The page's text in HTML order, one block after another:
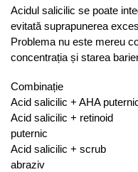
Acidul salicilic se poate
evitată suprapunerea
Problema nu este mereu
concentrația și starea
Combinație
Acid salicilic + AHA
Acid salicilic + retinoid
puternic
Acid salicilic + scrub
abraziv